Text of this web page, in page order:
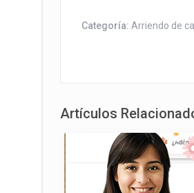
Categoría: Arriendo de
Artículos